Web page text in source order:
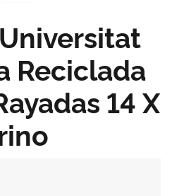
Reciclada
14 X